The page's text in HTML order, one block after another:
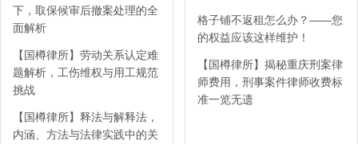
下，取保候审后撤案处理的全
面解析
【国樽律所】劳动关系认定难
题解析，工伤维权与用工规范
挑战
【国樽律所】释法与解释法，
内涵、方法与法律实践中的关
格子铺不返租怎么办？——您
的权益应该这样维护！
【国樽律所】揭秘重庆刑案律
师费用，刑事案件律师收费标
准一览无遗